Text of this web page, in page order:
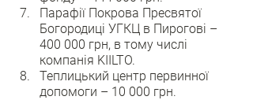
Парафії Покрова Пресвятої
Богородиці УГКЦ в Пирогові –
400 000 грн, в тому числі
компанія KIILTO.
Теплицький центр первинної
допомоги – 10 000 грн.